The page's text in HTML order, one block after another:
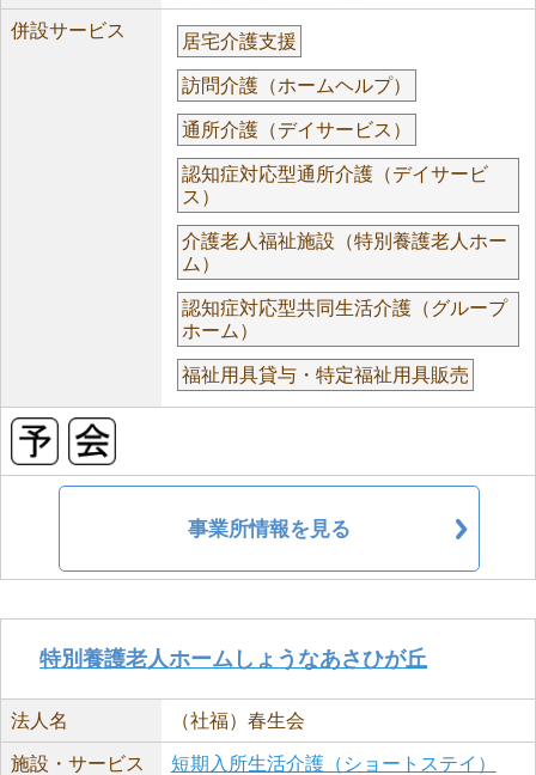
併設サービス
居宅介護支援
訪問介護（ホームヘルプ）
通所介護（デイサービス）
認知症対応型通所介護（デイサービ
ス）
介護老人福祉施設（特別養護老人ホー
ム）
認知症対応型共同生活介護（グループ
ホーム）
福祉用具貸与・特定福祉用具販売
事業所情報を見る
特別養護老人ホームしょうなあさひが丘
法人名 （社福）春生会
施設・サービス 短期入所生活介護（ショートステイ）